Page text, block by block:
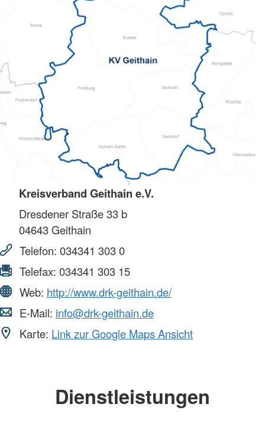
Kreisverband Geithain e.V.
Dresdener Straße 33 b
04643Geithain
Telefon: 034341 303 0
Telefax: 034341 303 15
Web: http://www.drk-geithain.de/
E-Mail: info@drk-geithain.de
Karte: Link zur Google Maps Ansicht
Dienstleistungen